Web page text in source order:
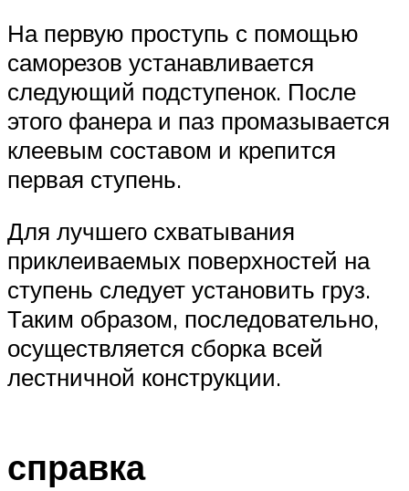
На первую проступь с помощью
саморезов устанавливается
следующий подступенок. После
этого фанера и паз промазывается
клеевым составом и крепится
первая ступень.
Для лучшего схватывания
приклеиваемых поверхностей на
ступень следует установить груз.
Таким образом, последовательно,
осуществляется сборка всей
лестничной конструкции.
справка